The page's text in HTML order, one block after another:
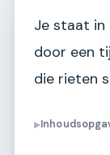
Je staat in
door een
die rieten
▶